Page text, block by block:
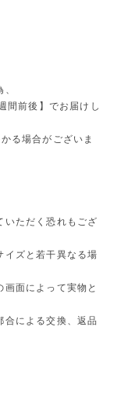
間前後】でお届けし
る場合がございま
いただく恐れもござ
イズと若干異なる場
画面によって実物と
合による交換、返品